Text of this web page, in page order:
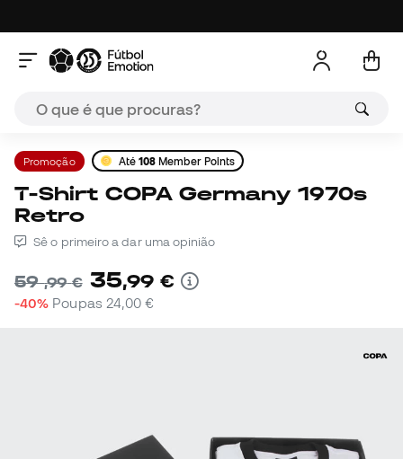
Promoção Até 108 Member Points
T-Shirt COPA Germany 1970s
Retro
Sê o primeiro a dar uma opinião
59,99 € 35,99 €
-40% Poupas 24,00 €